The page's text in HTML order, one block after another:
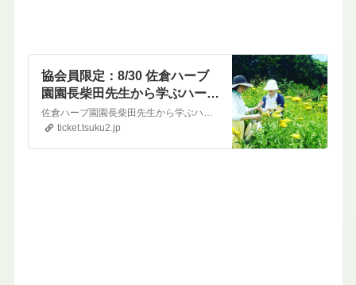
協会員限定：8/30 佐倉ハーブ
園園長柴田先生から学ぶハーブ
のイロハ！ 触れて感じるハー
ブ園ツアー（軽食付き）
ticket.tsuku2.jp